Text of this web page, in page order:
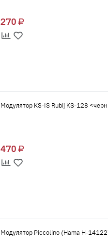
270
Модулятор KS-IS Rubij KS-128
470
Модулятор Piccolino (Hama H-